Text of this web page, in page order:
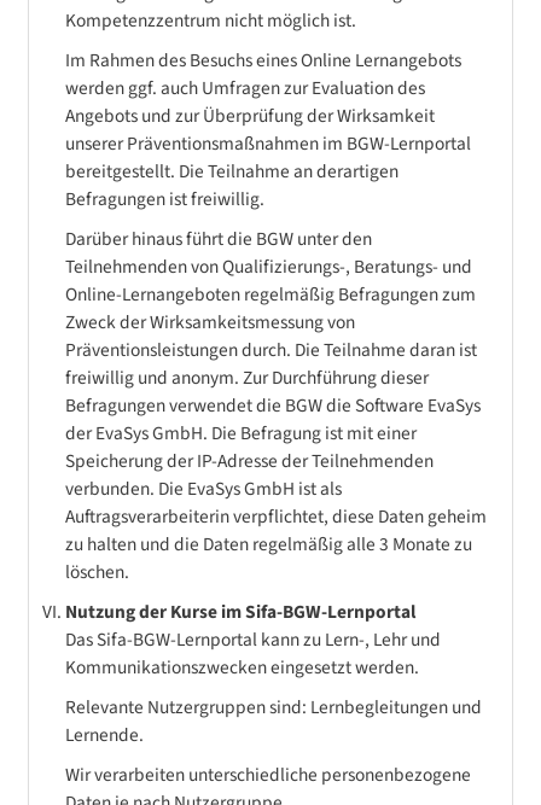
Kompetenzzentrum nicht möglich ist.
Im Rahmen des Besuchs eines Online Lernangebots
werden ggf. auch Umfragen zur Evaluation des
Angebots und zur Überprüfung der Wirksamkeit
unserer Präventionsmaßnahmen im BGW-Lernportal
bereitgestellt. Die Teilnahme an derartigen
Befragungen ist freiwillig.
Darüber hinaus führt die BGW unter den
Teilnehmenden von Qualifizierungs-, Beratungs- und
Online-Lernangeboten regelmäßig Befragungen zum
Zweck der Wirksamkeitsmessung von
Präventionsleistungen durch. Die Teilnahme daran ist
freiwillig und anonym. Zur Durchführung dieser
Befragungen verwendet die BGW die Software EvaSys
der EvaSys GmbH. Die Befragung ist mit einer
Speicherung der IP-Adresse der Teilnehmenden
verbunden. Die EvaSys GmbH ist als
Auftragsverarbeiterin verpflichtet, diese Daten geheim
zu halten und die Daten regelmäßig alle 3 Monate zu
löschen.
Nutzung der Kurse im Sifa-BGW-Lernportal
Das Sifa-BGW-Lernportal kann zu Lern-, Lehr und
Kommunikationszwecken eingesetzt werden.
Relevante Nutzergruppen sind: Lernbegleitungen und
Lernende.
Wir verarbeiten unterschiedliche personenbezogene